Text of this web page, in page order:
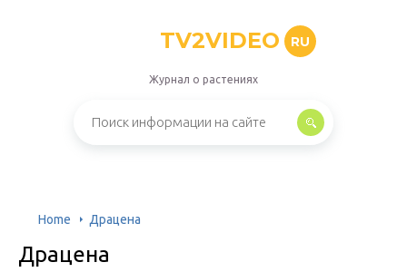
TV2VIDEO RU
Журнал о растениях
Home Драцена
Драцена